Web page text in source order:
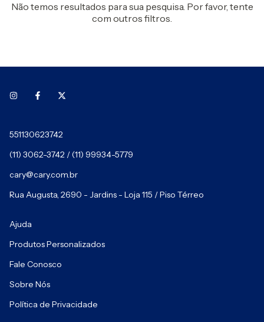
Não temos resultados para sua pesquisa. Por favor, tente
com outros filtros.
551130623742
(11) 3062-3742 / (11) 99934-5779
cary@cary.com.br
Rua Augusta, 2690 - Jardins - Loja 115 / Piso Térreo
Ajuda
Produtos Personalizados
Fale Conosco
Sobre Nós
Política de Privacidade